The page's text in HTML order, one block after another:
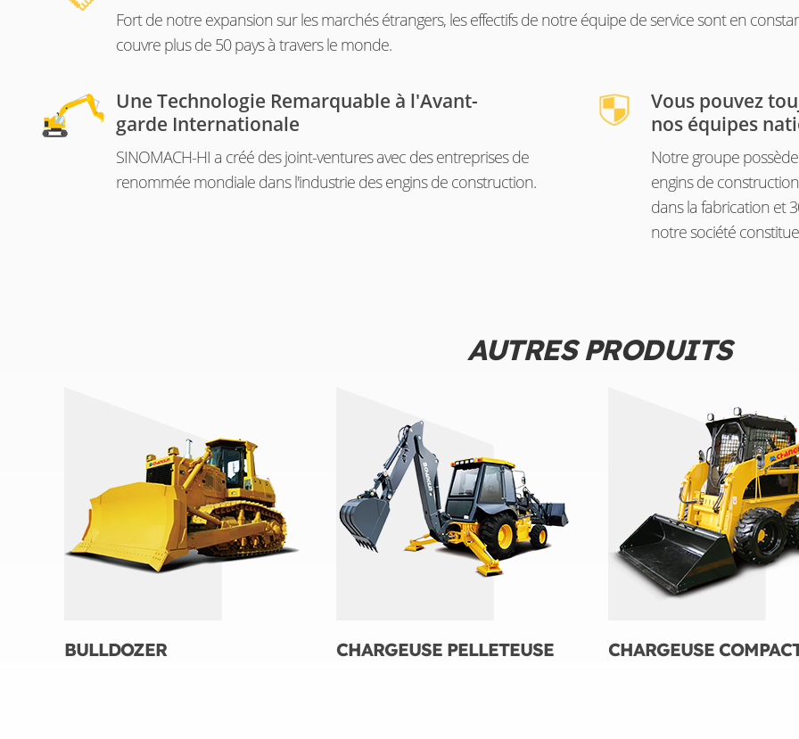
Fort de notre expansion sur les marchés étrangers, les effectifs de notre équipe de service sont en
couvre plus de 50 pays à travers le monde.
Une Technologie Remarquable à l'Avant-
garde Internationale
SINOMACH-HI a créé des joint-ventures avec des entreprises de
renommée mondiale dans l'industrie des engins de construction.
Vous pouvez
nos équipes
Notre groupe
engins de
dans la fabrication et
notre société
AUTRES PRODUITS
BULLDOZER CHARGEUSE PELLETEUSE CHARGEUSE